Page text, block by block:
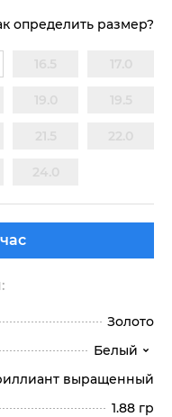
определить размер?
Золото
Белый
выращенный
1.88 гр